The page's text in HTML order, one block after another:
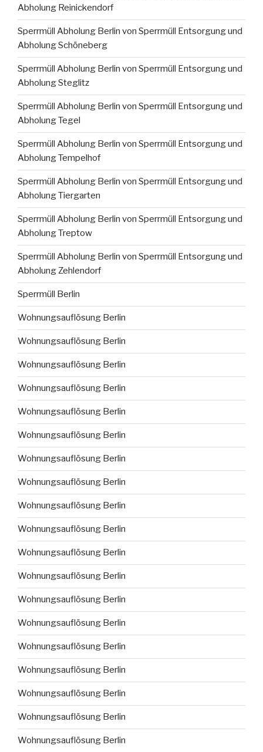
Abholung Reinickendorf
Sperrmüll Abholung Berlin von Sperrmüll Entsorgung und
Abholung Schöneberg
Sperrmüll Abholung Berlin von Sperrmüll Entsorgung und
Abholung Steglitz
Sperrmüll Abholung Berlin von Sperrmüll Entsorgung und
Abholung Tegel
Sperrmüll Abholung Berlin von Sperrmüll Entsorgung und
Abholung Tempelhof
Sperrmüll Abholung Berlin von Sperrmüll Entsorgung und
Abholung Tiergarten
Sperrmüll Abholung Berlin von Sperrmüll Entsorgung und
Abholung Treptow
Sperrmüll Abholung Berlin von Sperrmüll Entsorgung und
Abholung Zehlendorf
Sperrmüll Berlin
Wohnungsauflösung Berlin
Wohnungsauflösung Berlin
Wohnungsauflösung Berlin
Wohnungsauflösung Berlin
Wohnungsauflösung Berlin
Wohnungsauflösung Berlin
Wohnungsauflösung Berlin
Wohnungsauflösung Berlin
Wohnungsauflösung Berlin
Wohnungsauflösung Berlin
Wohnungsauflösung Berlin
Wohnungsauflösung Berlin
Wohnungsauflösung Berlin
Wohnungsauflösung Berlin
Wohnungsauflösung Berlin
Wohnungsauflösung Berlin
Wohnungsauflösung Berlin
Wohnungsauflösung Berlin
Wohnungsauflösung Berlin